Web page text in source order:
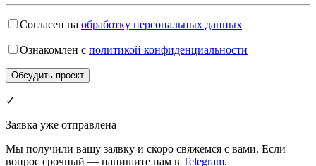
Согласен на обработку персональных данных
Ознакомлен с политикой конфиденциальности
✓
Заявка уже отправлена
Мы получили вашу заявку и скоро свяжемся с вами. Если
вопрос срочный — напишите нам в Telegram.